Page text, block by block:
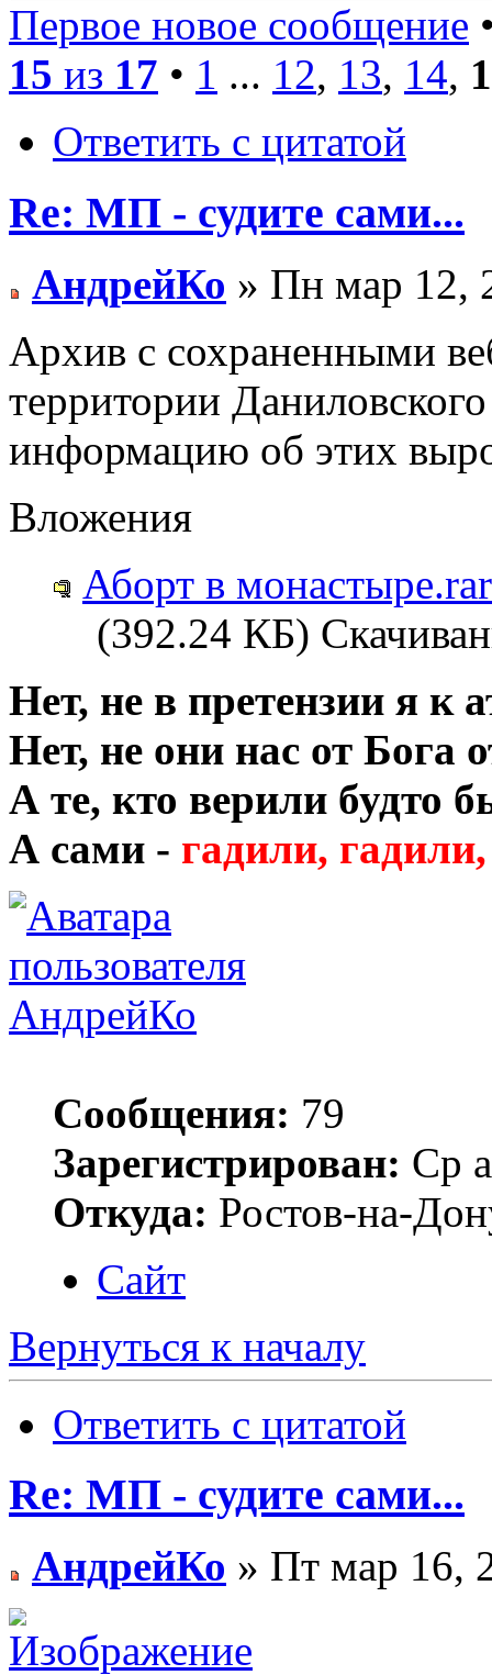
Первое новое сообщение
15 из 17 • 1 ... 12, 13, 14,
Ответить с цитатой
Re: МП - судите сами...
АндрейКо » Пн мар 12,
Архив с сохраненными
территории
информацию об этих
Вложения
Аборт в монастыре.rar
(392.24 КБ)
Нет, не в претензии я к
Нет, не они нас от Бога
А те, кто верили будто
А сами - гадили,
АндрейКо
Сообщения: 79
Зарегистрирован: Ср
Откуда: Ростов-на-
Сайт
Вернуться к началу
Ответить с цитатой
Re: МП - судите сами...
АндрейКо » Пт мар 16,